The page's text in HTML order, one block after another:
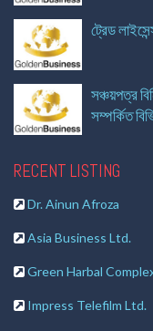
ট্রেড
সঞ্চয়পত্র
সম্পর্কিত
RECENT LISTING
Dr. Ainun Afroza
Asia Business Ltd.
Green Harbal
Impress Telefilm Ltd.